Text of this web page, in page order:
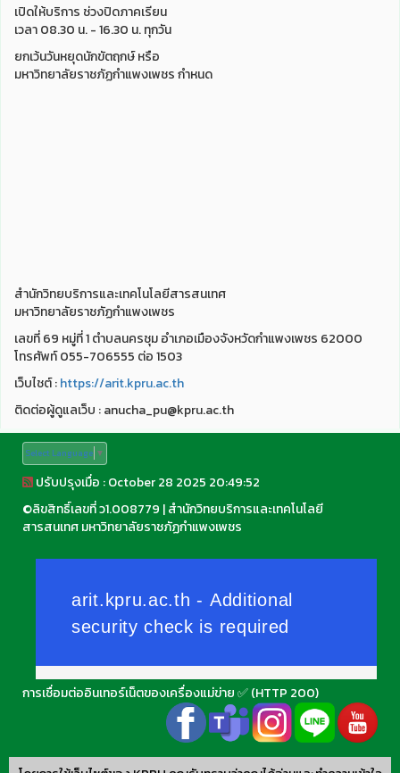
เปิดให้บริการ ช่วงปิดภาคเรียน
เวลา 08.30 น. - 16.30 น. ทุกวัน
ยกเว้นวันหยุดนักขัตฤกษ์ หรือ
มหาวิทยาลัยราชภัฏกำแพงเพชร กำหนด
สำนักวิทยบริการและเทคโนโลยีสารสนเทศ
มหาวิทยาลัยราชภัฏกำแพงเพชร
เลขที่ 69 หมู่ที่ 1 ตำบลนครชุม อำเภอเมืองจังหวัดกำแพงเพชร 62000
โทรศัพท์ 055-706555 ต่อ 1503
เว็บไชต์ :https://arit.kpru.ac.th
ติดต่อผู้ดูแลเว็บ : anucha_pu@kpru.ac.th
Select Language ▼
ปรับปรุงเมื่อ : October 28 2025 20:49:52
©ลิขสิทธิ์เลขที่ ว1.008779 |สำนักวิทยบริการและเทคโนโลยี
สารสนเทศ มหาวิทยาลัยราชภัฏกำแพงเพชร
การเชื่อมต่ออินเทอร์เน็ตของเครื่องแม่ข่าย ✅ (HTTP 200)